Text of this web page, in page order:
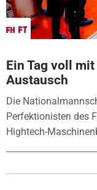
Ein Tag voll
Austausch
Die
Perfektionisten des
Hightech-